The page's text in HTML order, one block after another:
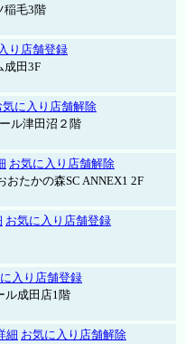
稲毛3階
り店舗登録
田3F
気に入り店舗解除
ル津田沼２階
お気に入り店舗解除
たかの森SC ANNEX1 2F
お気に入り店舗登録
入り店舗登録
ル成田店1階
細 お気に入り店舗解除